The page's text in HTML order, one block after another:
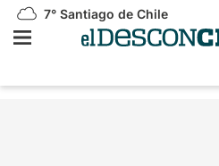
7° Santiago de Chile